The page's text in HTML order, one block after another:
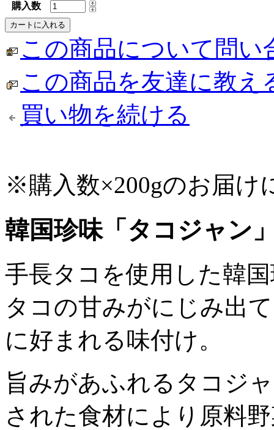
購入数
この商品について問い
この商品を友達に教え
買い物を続ける
※購入数×200gのお届け
韓国珍味「タコジャン
手長タコを使用した韓
タコの甘みがにじみ出
に好まれる味付け。
旨みがあふれるタコジ
された食材により原料